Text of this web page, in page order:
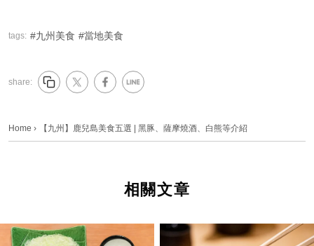
tags: 九州美食 當地美食
share:
Home › 【九州】鹿兒島美食五選 | 黑豚、薩摩燒酒、白熊等介紹
相關文章